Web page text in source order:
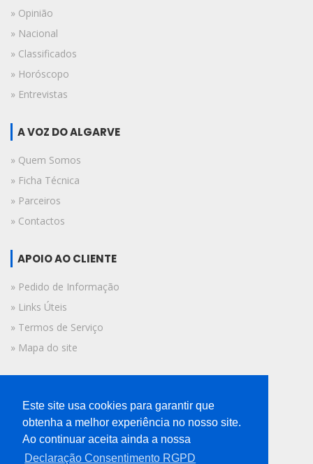
» Opinião
» Nacional
» Classificados
» Horóscopo
» Entrevistas
A VOZ DO ALGARVE
» Quem Somos
» Ficha Técnica
» Parceiros
» Contactos
APOIO AO CLIENTE
» Pedido de Informação
» Links Úteis
» Termos de Serviço
» Mapa do site
© 2019 A Voz do Algarve.
Todos os direitos reservados.
Este site usa cookies para garantir que
obtenha a melhor experiência no nosso site.
Ao continuar aceita ainda a nossa
Declaração Consentimento RGPD